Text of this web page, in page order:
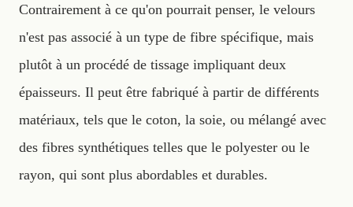
Contrairement à ce qu'on pourrait penser, le velours
n'est pas associé à un type de fibre spécifique, mais
plutôt à un procédé de tissage impliquant deux
épaisseurs. Il peut être fabriqué à partir de différents
matériaux, tels que le coton, la soie, ou mélangé avec
des fibres synthétiques telles que le polyester ou le
rayon, qui sont plus abordables et durables.